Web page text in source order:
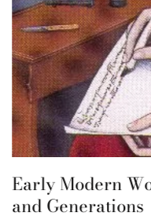
Early Modern
and Generations